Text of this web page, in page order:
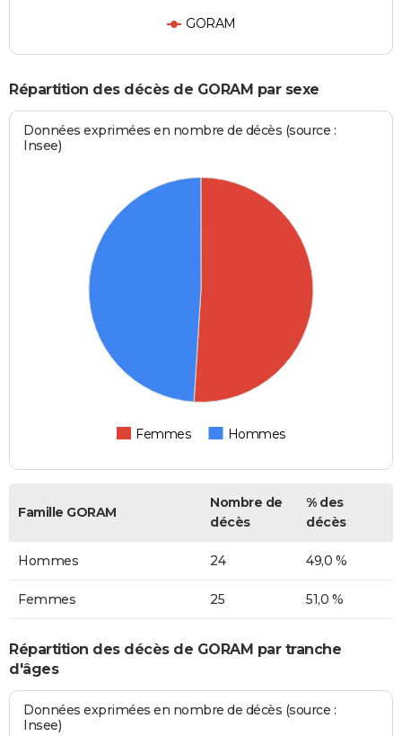
GORAM
Répartition des décès de GORAM par sexe
Données exprimées en nombre de décès (source :
Insee)
Femmes Hommes
Famille GORAM
Nombre de
décès
% des
décès
Hommes 24 49,0 %
Femmes 25 51,0 %
Répartition des décès de GORAM par tranche
d'âges
Données exprimées en nombre de décès (source :
Insee)